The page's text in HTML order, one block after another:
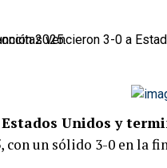
Unidos y
con un sólido 3-0 en la